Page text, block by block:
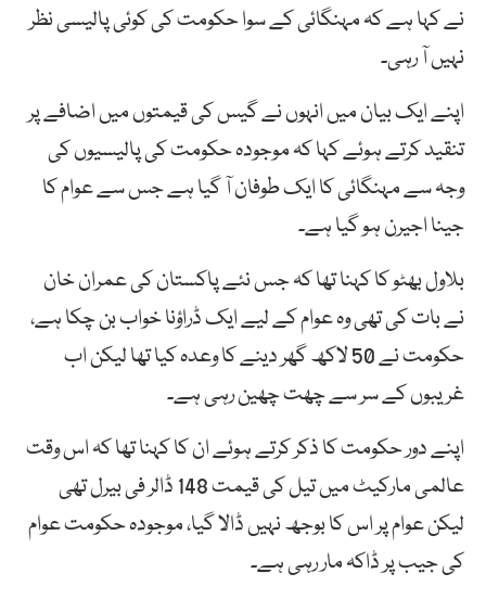
نے کہا ہے کہ مہنگائی کے سوا حکومت کی کوئی پالیسی نظر
نہیں آ رہی۔
اپنے ایک بیان میں انہوں نے گیس کی قیمتوں میں اضافے پر
تنقید کرتے ہوئے کہا کہ موجودہ حکومت کی پالیسیوں کی
وجہ سے مہنگائی کا ایک طوفان آ گیا ہے جس سے عوام کا
جینا اجیرن ہو گیا ہے۔
بلاول بھٹو کا کہنا تھا کہ جس نئے پاکستان کی عمران خان
نے بات کی تھی وہ عوام کے لیے ایک ڈراؤنا خواب بن چکا ہے،
حکومت نے 50 لاکھ گھر دینے کا وعدہ کیا تھا لیکن اب
غریبوں کے سر سے چھت چھین رہی ہے۔
اپنے دور حکومت کا ذکر کرتے ہوئے ان کا کہنا تھا کہ اس وقت
عالمی مارکیٹ میں تیل کی قیمت 148 ڈالر فی بیرل تھی
لیکن عوام پر اس کا بوجھ نہیں ڈالا گیا، موجودہ حکومت عوام
کی جیب پر ڈاکہ مار رہی ہے۔